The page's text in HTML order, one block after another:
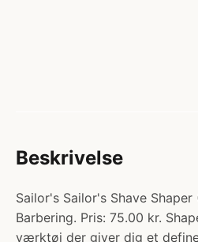
Beskrivelse
Sailor's Sailor's Shave Shaper
Barbering. Pris: 75.00 kr.
værktøj der giver dig et